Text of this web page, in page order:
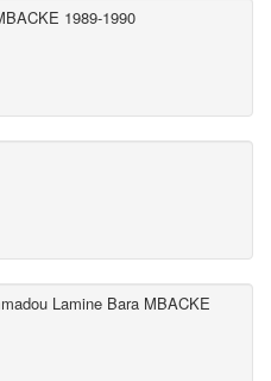
1989-1990
Lamine Bara MBACKE